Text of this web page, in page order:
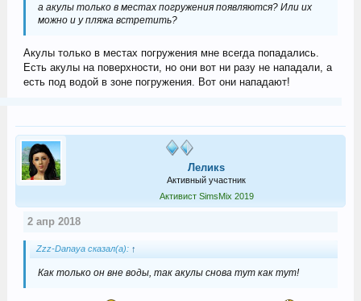
а акулы только в местах погружения появляются? Или их
можно и у пляжа встретить?
Акулы только в местах погружения мне всегда попадались.
Есть акулы на поверхности, но они вот ни разу не нападали, а
есть под водой в зоне погружения. Вот они нападают!
Леликs
Активный участник
Активист SimsMix 2019
2 апр 2018
Zzz-Danaya сказал(а): ↑
Как только он вне воды, так акулы снова тут как тут!